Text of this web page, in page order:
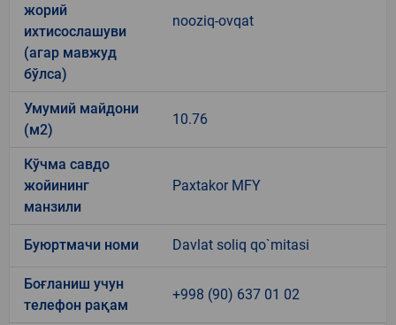
жорий
ихтисослашуви
(агар мавжуд
бўлса)
nooziq-ovqat
Умумий майдони
(м2)
10.76
Кўчма савдо
жойининг
манзили
Paxtakor MFY
Буюртмачи номи Davlat soliq qo`mitasi
Боғланиш учун
телефон рақам
+998 (90) 637 01 02